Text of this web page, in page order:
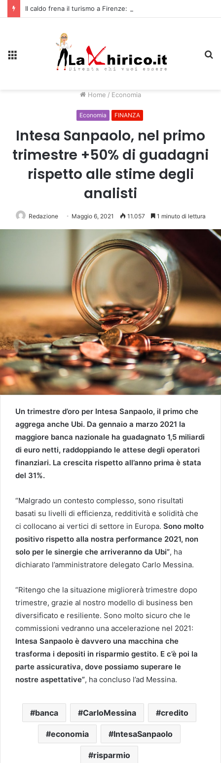
Home / Economia
Economia FINANZA
Intesa Sanpaolo, nel primo
trimestre +50% di guadagni
rispetto alle stime degli
analisti
Redazione Maggio 6, 2021 11.057 1 minuto di lettura
Un trimestre d’oro per Intesa Sanpaolo, il primo che
aggrega anche Ubi. Da gennaio a marzo 2021 la
maggiore banca nazionale ha guadagnato 1,5 miliardi
di euro netti, raddoppiando le attese degli operatori
finanziari. La crescita rispetto all’anno prima è stata
del 31%.
“Malgrado un contesto complesso, sono risultati
basati su livelli di efficienza, redditività e solidità che
ci collocano ai vertici di settore in Europa. Sono molto
positivo rispetto alla nostra performance 2021, non
solo per le sinergie che arriveranno da Ubi”, ha
dichiarato l’amministratore delegato Carlo Messina.
“Ritengo che la situazione migliorerà trimestre dopo
trimestre, grazie al nostro modello di business ben
diversificato e resiliente. Sono molto sicuro che le
commissioni vedranno una accelerazione nel 2021:
Intesa Sanpaolo è davvero una macchina che
trasforma i depositi in risparmio gestito. E c’è poi la
parte assicurativa, dove possiamo superare le
nostre aspettative”, ha concluso l’ad Messina.
banca CarloMessina credito
economia IntesaSanpaolo
risparmio